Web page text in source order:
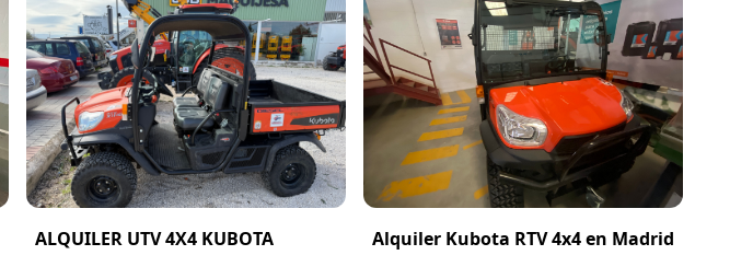
ALQUILER UTV 4X4 KUBOTA
Alquiler Kubota RTV 4x4 en Madrid